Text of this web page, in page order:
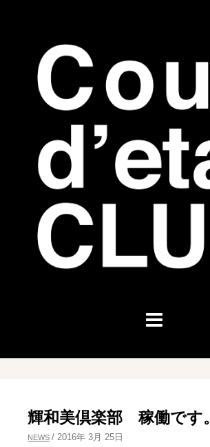
輝和美倶楽部 稼働です。
NEWS / 2016年 3月 25日